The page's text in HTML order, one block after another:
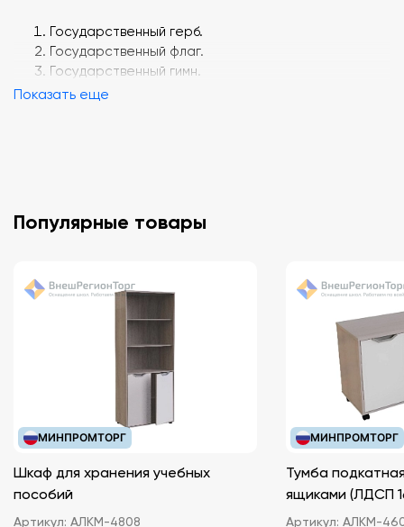
Государственный герб.
Государственный флаг.
Государственный гимн.
Показать еще
Популярные товары
МИНПРОМТОРГ
Шкаф для хранения учебных
пособий
Артикул: АЛКМ-4808
МИНПРОМТОРГ
Тумба
ящиками
Артикул: АЛКМ-